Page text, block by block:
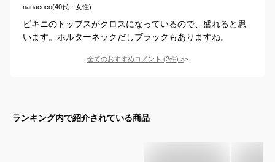
nanacoco(40代・女性)
ビキニのトップスがクロスになっているので、盛れると思
います。ホルターネックだしブラックもありますね。
全てのおすすめコメント (2件) >
ランキング内で紹介されている商品